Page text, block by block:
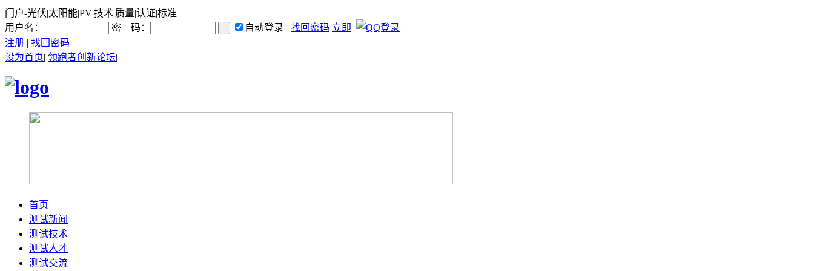
门户-光伏|太阳能|PV|技术|质量|认证|标准
用户名：
密 码： 自动登录 找回密码 立即
注册 | 找回密码
设为首页| 领跑者创新论坛|
首页
测试新闻
测试技术
测试人才
测试交流